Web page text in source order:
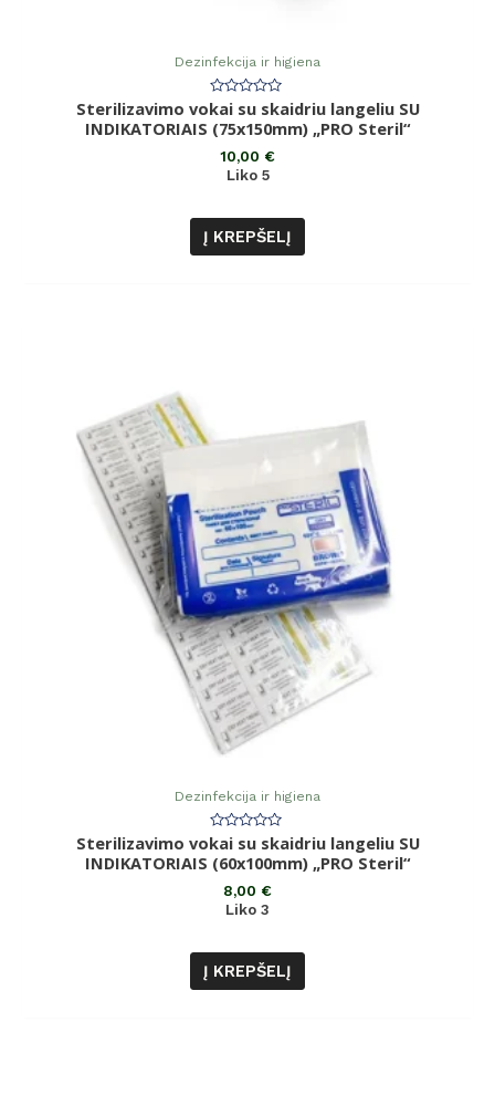
Dezinfekcija ir higiena
Įvertinimas:
0
iš
Sterilizavimo vokai su skaidriu langeliu SU
INDIKATORIAIS (75x150mm) „PRO Steril“
10,00 €
Liko 5
Į KREPŠELĮ
Dezinfekcija ir higiena
Įvertinimas:
0
iš
Sterilizavimo vokai su skaidriu langeliu SU
INDIKATORIAIS (60x100mm) „PRO Steril“
8,00 €
Liko 3
Į KREPŠELĮ